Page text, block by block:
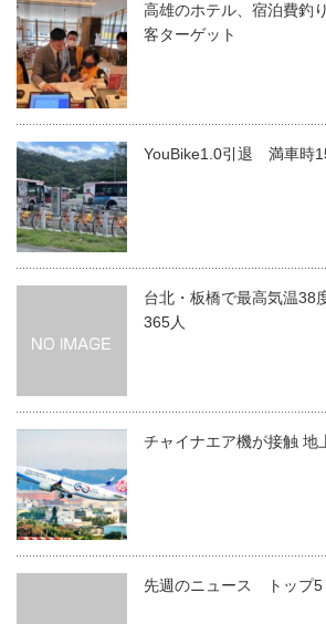
高雄のホテル、宿泊費釣
客ターゲット
YouBike1.0引退 満車時
台北・板橋で最高気温38
365人
チャイナエア機が接触 地
先週のニュース トップ5